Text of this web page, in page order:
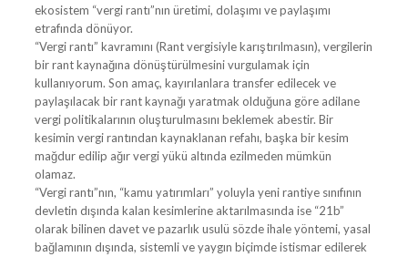
ekosistem “vergi rantı”nın üretimi, dolaşımı ve paylaşımı
etrafında dönüyor.
“Vergi rantı” kavramını (Rant vergisiyle karıştırılmasın), vergilerin
bir rant kaynağına dönüştürülmesini vurgulamak için
kullanıyorum. Son amaç, kayırılanlara transfer edilecek ve
paylaşılacak bir rant kaynağı yaratmak olduğuna göre adilane
vergi politikalarının oluşturulmasını beklemek abestir. Bir
kesimin vergi rantından kaynaklanan refahı, başka bir kesim
mağdur edilip ağır vergi yükü altında ezilmeden mümkün
olamaz.
“Vergi rantı”nın, “kamu yatırımları” yoluyla yeni rantiye sınıfının
devletin dışında kalan kesimlerine aktarılmasında ise “21b”
olarak bilinen davet ve pazarlık usulü sözde ihale yöntemi, yasal
bağlamının dışında, sistemli ve yaygın biçimde istismar edilerek